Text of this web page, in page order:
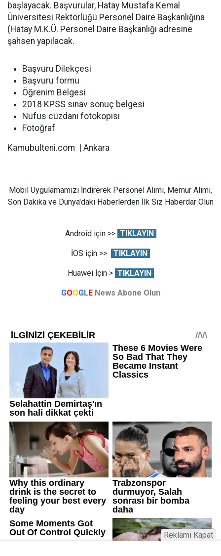
başlayacak. Başvurular, Hatay Mustafa Kemal
Üniversitesi Rektörlüğü Personel Daire Başkanlığına
(Hatay M.K.Ü. Personel Daire Başkanlığı adresine
şahsen yapılacak.
Başvuru Dilekçesi
Başvuru formu
Öğrenim Belgesi
2018 KPSS sınav sonuç belgesi
Nüfus cüzdanı fotokopisi
Fotoğraf
Kamubulteni.com | Ankara
Mobil Uygulamamızı İndirerek Personel Alımı, Memur Alımı,
Son Dakika ve Dünya'daki Haberlerden İlk Siz Haberdar Olun
Android için >> TIKLAYIN
İOS için >> TIKLAYIN
Huawei İçin > TIKLAYIN
GOOGLE News Abone Olun
Reklamı Kapat